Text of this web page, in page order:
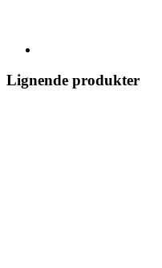
Lignende produkter